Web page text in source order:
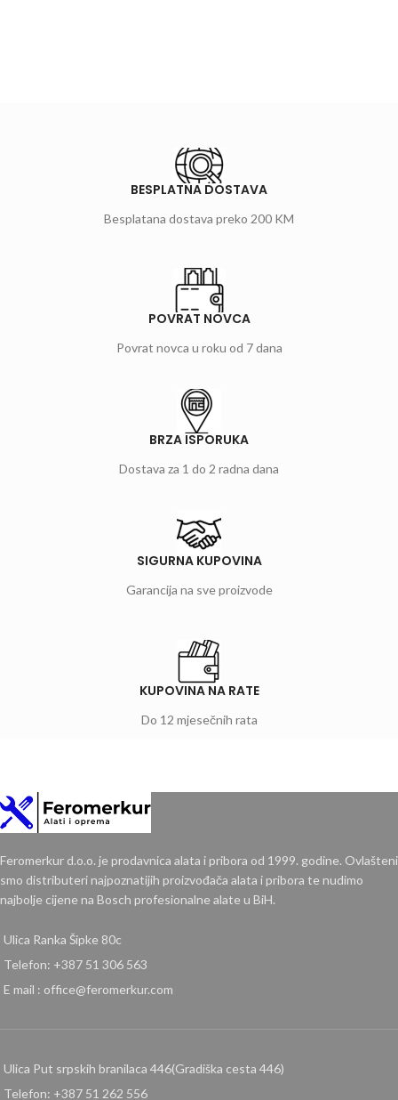
BESPLATNA DOSTAVA
Besplatana dostava preko 200 KM
POVRAT NOVCA
Povrat novca u roku od 7 dana
BRZA ISPORUKA
Dostava za 1 do 2 radna dana
SIGURNA KUPOVINA
Garancija na sve proizvode
KUPOVINA NA RATE
Do 12 mjesečnih rata
Feromerkur d.o.o. je prodavnica alata i pribora od 1999. godine. Ovlašteni
smo distributeri najpoznatijih proizvođača alata i pribora te nudimo
najbolje cijene na Bosch profesionalne alate u BiH.
Ulica Ranka Šipke 80c
Telefon: +387 51 306 563
E mail : office@feromerkur.com
Ulica Put srpskih branilaca 446(Gradiška cesta 446)
Telefon: +387 51 262 556